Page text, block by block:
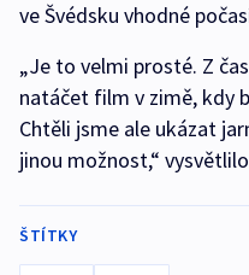
ve Švédsku vhodné
„Je to velmi prosté. Z
natáčet film v zimě, kdy
Chtěli jsme ale ukázat
jinou možnost,“
ŠTÍTKY